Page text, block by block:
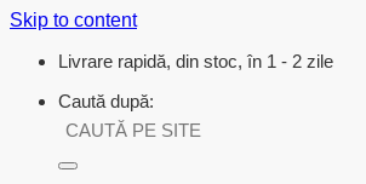
Skip to content
Livrare rapidă, din stoc, în 1 - 2 zile
Caută după: